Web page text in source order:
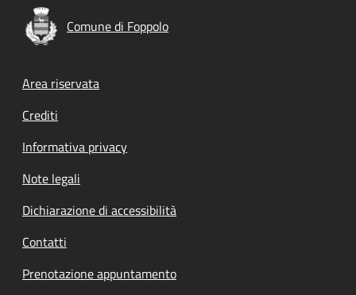
Comune di Foppolo
Footer menu
Area riservata
Crediti
Informativa privacy
Note legali
Dichiarazione di accessibilità
Contatti
Prenotazione appuntamento